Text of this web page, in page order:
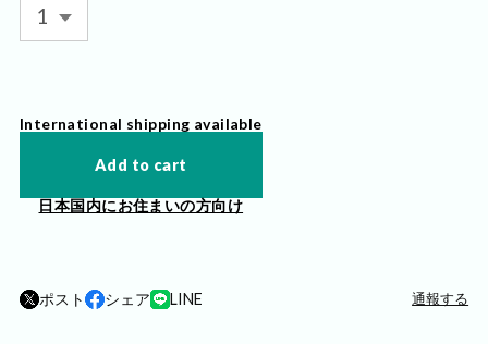
International shipping available
Add to cart
日本国内にお住まいの方向け
ポスト シェア LINE 通報する